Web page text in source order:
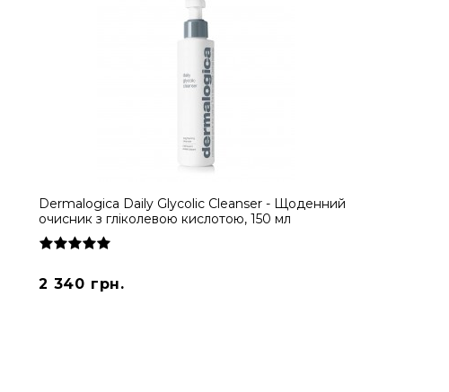
Dermalogica Daily Glycolic Cleanser - Щоденний
очисник з гліколевою кислотою, 150 мл
2 340 грн.